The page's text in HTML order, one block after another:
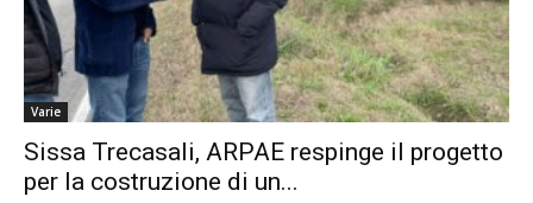
Varie
Sissa Trecasali, ARPAE respinge il progetto
per la costruzione di un...